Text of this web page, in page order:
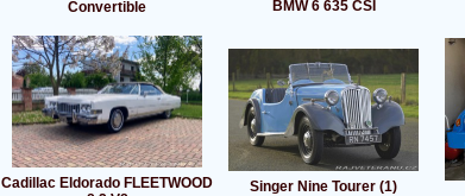
Convertible
BMW 6 635 CSI
Cadillac Eldorado FLEETWOOD
Singer Nine Tourer (1)